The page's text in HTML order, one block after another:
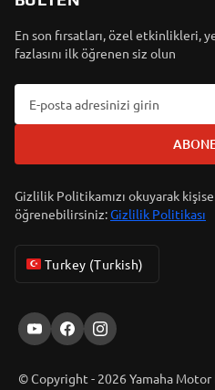
En son fırsatları, özel etkinlikleri,
fazlasını ilk öğrenen siz olun
Gizlilik Politikamızı okuyarak
öğrenebilirsiniz:Gizlilik Politikası
Turkey (Turkish)
© Copyright - 2026 Yamaha Motor